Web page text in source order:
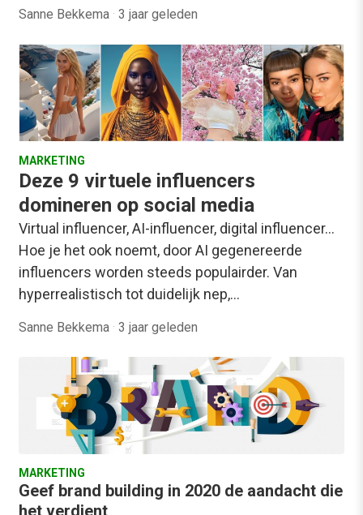
Sanne Bekkema · 3 jaar geleden
MARKETING
Deze 9 virtuele influencers
domineren op social media
Virtual influencer, AI-influencer, digital influencer…
Hoe je het ook noemt, door AI gegenereerde
influencers worden steeds populairder. Van
hyperrealistisch tot duidelijk nep,…
Sanne Bekkema · 3 jaar geleden
MARKETING
Geef brand building in 2020 de aandacht die
het verdient